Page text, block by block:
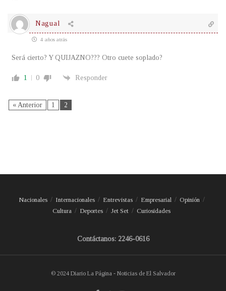
Nagual
4 años atrás
Será cierto? Y QUIJAZNO??? Otro cuete soplado?
1 0 Responder
« Anterior 1 2
Nacionales Internacionales Entrevistas Empresarial
Opinión
Cultura
Deportes Jet Set Curiosidades
Contáctanos: 2246-0616
© 2024 Diario La Página - Noticias de El Salvador